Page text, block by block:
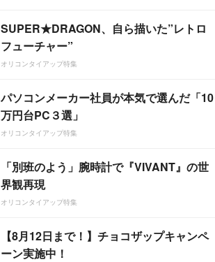
SUPER★DRAGON、自ら描いた”レトロ
フューチャー”
オリコンタイアップ特集
パソコンメーカー社員が本気で選んだ「10
万円台PC３選」
オリコンタイアップ特集
「別班のよう」腕時計で『VIVANT』の世
界観再現
オリコンタイアップ特集
【8月12日まで！】チョコザップキャンペ
ーン実施中！